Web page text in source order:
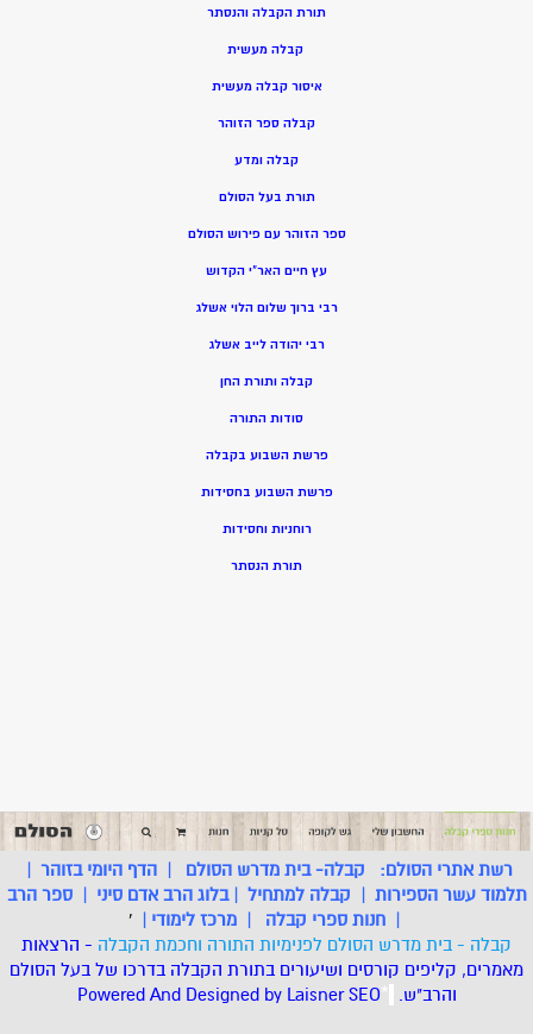
תורת הקבלה והנסתר
קבלה מעשית
איסור קבלה מעשית
קבלה ספר הזוהר
קבלה ומדע
תורת בעל הסולם
ספר הזוהר עם פירוש הסולם
עץ חיים האר”י הקדוש
רבי ברוך שלום הלוי אשלג
רבי יהודה לייב אשלג
קבלה ותורת החן
סודות התורה
פרשת השבוע בקבלה
פרשת השבוע בחסידות
רוחניות וחסידות
תורת הנסתר
רשת אתרי הסולם: קבלה- בית מדרש הסולם |הדף היומי בזוהר |
תלמוד עשר הספירות | קבלה למתחיל |בלוג הרב אדם סיני |ספר הרב
| חנות ספרי קבלה | מרכז לימודי |
'
קבלה - בית מדרש הסולם לפנימיות התורה וחכמת הקבלה - הרצאות
מאמרים, קליפים קורסים ושיעורים בתורת הקבלה בדרכו של בעל הסולם
והרב"ש.
*
Powered And Designed by LaisnerSEO